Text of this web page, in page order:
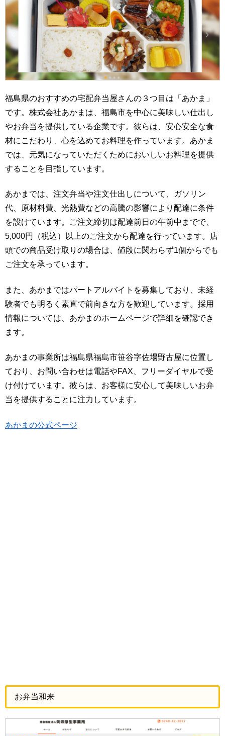
福島県のおすすめの宅配弁当屋さんの３つ目は「あかま」
です。株式会社あかまは、福島市を中心に美味しい仕出し
やお弁当を提供している企業です。彼らは、安心安全な食
材にこだわり、心を込めてお料理を作っています。あかま
では、元気になっていただくためにおいしいお料理を提供
することを目指しています。
あかまでは、注文弁当や注文仕出しについて、ガソリン
代、原材料費、光熱費などの高騰の影響により配達に条件
を設けています。ご注文締切は配達前日の午前中までで、
5,000円（税込）以上のご注文から配達を行っています。店
頭での商品受け取りの場合は、値段に関わらず1個からでも
ご注文を承っています。
また、あかまではパートアルバイトを募集しており、未経
験者でも明るく素直で前向きな方を歓迎しています。採用
情報については、あかまのホームページで詳細を確認でき
ます。
あかまの事業所は福島県福島市笹谷字佐場野古屋に位置し
ており、お問い合わせは電話やFAX、フリーダイヤルで受
け付けています。彼らは、お客様に安心して美味しいお弁
当を提供することに注力しています。
あかまの公式ページ
お弁当和来